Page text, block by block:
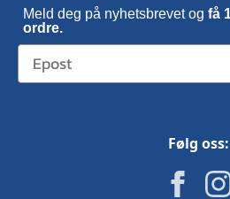
Meld deg på nyhetsbrevet og få
ordre.
Følg oss: